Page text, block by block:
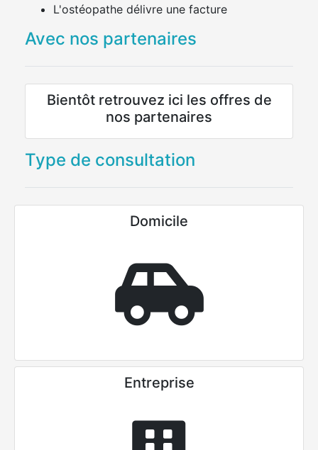
L'ostéopathe délivre une facture
Avec nos partenaires
Bientôt retrouvez ici les offres de
nos partenaires
Type de consultation
Domicile
Entreprise